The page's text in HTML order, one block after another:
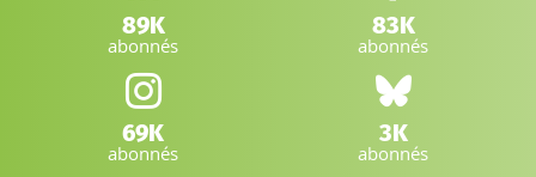
LinkedIn IGN :
89K
abonnés
Facebook IGN :
83K
abonnés
Instagram IGN :
69K
abonnés
Bluesky :
3K
abonnés